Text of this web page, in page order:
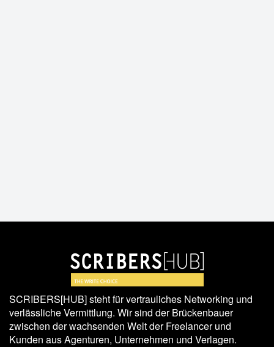
SCRIBERS[HUB] steht für vertrauliches Networking und
verlässliche Vermittlung. Wir sind der Brückenbauer
zwischen der wachsenden Welt der Freelancer und
Kunden aus Agenturen, Unternehmen und Verlagen.